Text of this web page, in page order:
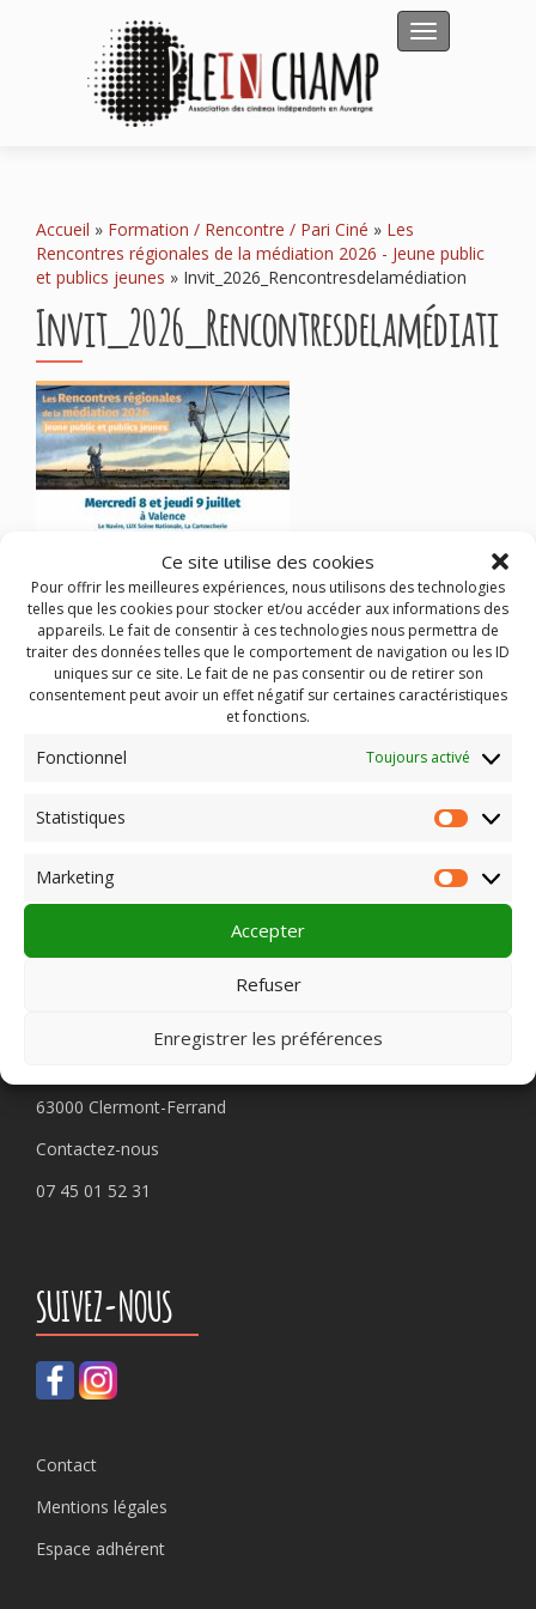
Ce site utilise des cookies
Pour offrir les meilleures expériences, nous utilisons des technologies
telles que les cookies pour stocker et/ou accéder aux informations des
appareils. Le fait de consentir à ces technologies nous permettra de
traiter des données telles que le comportement de navigation ou les ID
uniques sur ce site. Le fait de ne pas consentir ou de retirer son
consentement peut avoir un effet négatif sur certaines caractéristiques
et fonctions.
Fonctionnel Toujours activé
Statistiques
Marketing
Accepter
Refuser
Enregistrer les préférences
Afficher/
Accueil » Formation / Rencontre / Pari Ciné » Les
Rencontres régionales de la médiation 2026 - Jeune public
et publics jeunes » Invit_2026_Rencontresdelamédiation
Invit_2026_Rencontresdelamédiation
63000 Clermont-Ferrand
Contactez-nous
07 45 01 52 31
SUIVEZ-NOUS
Contact
Mentions légales
Espace adhérent